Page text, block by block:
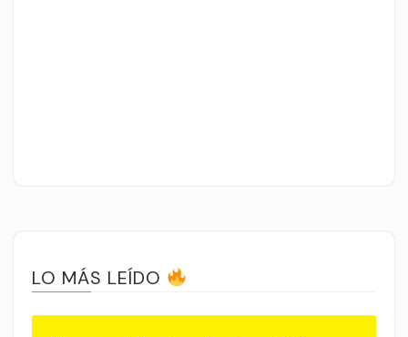
LO MÁS LEÍDO